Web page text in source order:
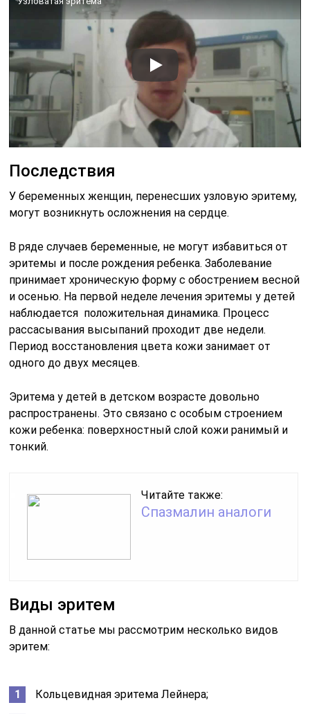
Последствия
У беременных женщин, перенесших узловую эритему,
могут возникнуть осложнения на сердце.
В ряде случаев беременные, не могут избавиться от
эритемы и после рождения ребенка. Заболевание
принимает хроническую форму с обострением весной
и осенью. На первой неделе лечения эритемы у детей
наблюдается положительная динамика. Процесс
рассасывания высыпаний проходит две недели.
Период восстановления цвета кожи занимает от
одного до двух месяцев.
Эритема у детей в детском возрасте довольно
распространены. Это связано с особым строением
кожи ребенка: поверхностный слой кожи ранимый и
тонкий.
Читайте также:
Спазмалин аналоги
Виды эритем
В данной статье мы рассмотрим несколько видов
эритем:
Кольцевидная эритема Лейнера;